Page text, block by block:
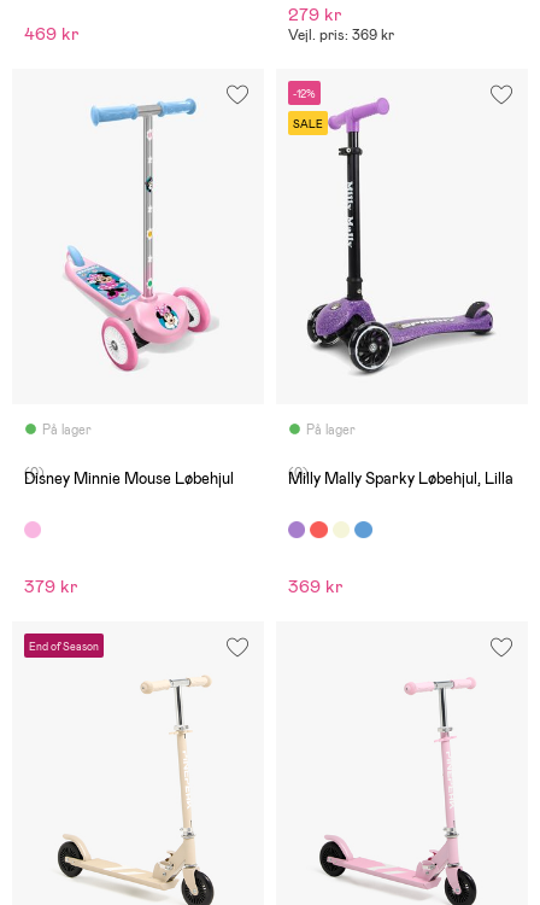
469 kr
279 kr
Vejl. pris: 369 kr
På lager
(0)
Disney Minnie Mouse Løbehjul
379 kr
-12%
SALE
På lager
(0)
Milly Mally Sparky Løbehjul, Lilla
369 kr
End of Season